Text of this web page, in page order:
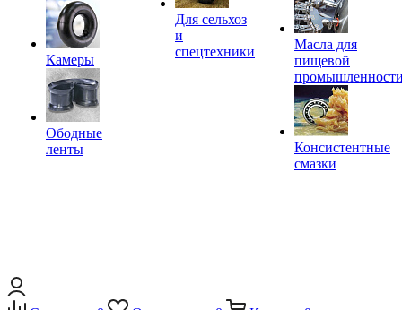
Камеры
Ободные
ленты
Для сельхоз
и
спецтехники
Масла для
пищевой
Консистентные
смазки